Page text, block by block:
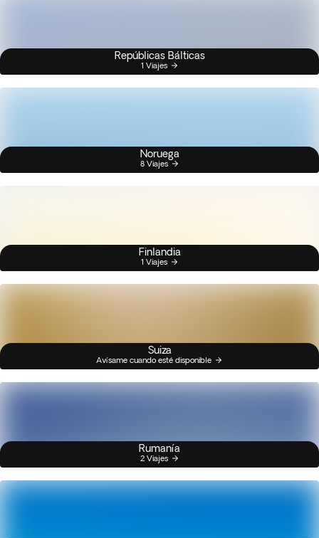
Repúblicas Bálticas
1 Viajes
Noruega
8 Viajes
Finlandia
1 Viajes
Suiza
Avísame cuando esté disponible
Rumanía
2 Viajes